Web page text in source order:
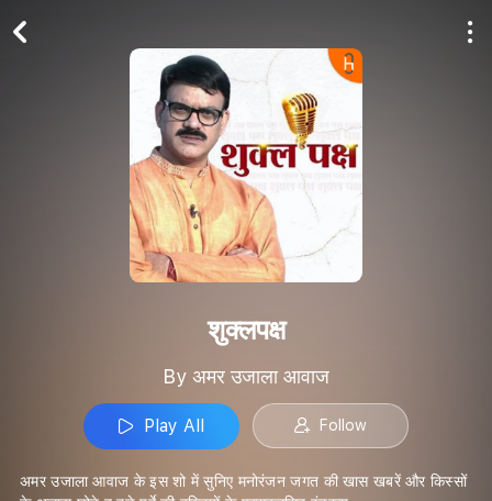
शुक्लपक्ष
By अमर उजाला आवाज
Play All Follow
अमर उजाला आवाज के इस शो में सुनिए मनोरंजन जगत की खास खबरें और किस्सों